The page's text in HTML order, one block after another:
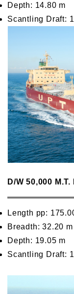
Depth: 14.80 m
Scantling Draft:
D/W 50,000
Length pp:
Breadth: 32.20 m
Depth: 19.05 m
Scantling Draft: